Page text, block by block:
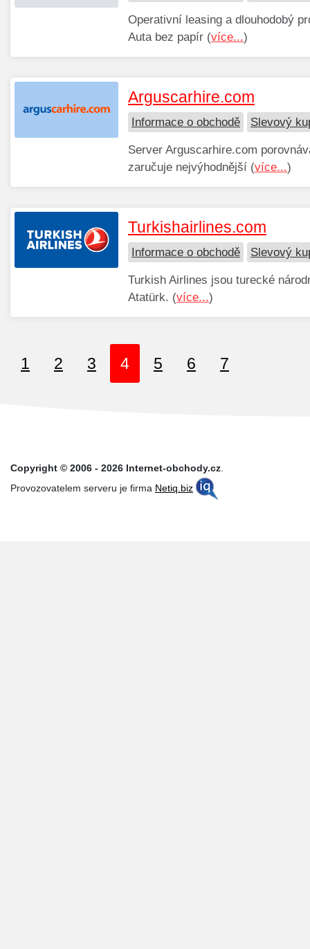
Operativní leasing a dlouhodobý
Auta bez papír (více...)
Arguscarhire.com
Informace o obchodě Slevový
Server Arguscarhire.com
zaručuje nejvýhodnější (více...)
Turkishairlines.com
Informace o obchodě Slevový
Turkish Airlines jsou turecké
Atatürk. (více...)
1 2 3 4 5 6 7
Copyright © 2006 - 2026 Internet-obchody.cz.
Provozovatelem serveru je firma Netiq.biz